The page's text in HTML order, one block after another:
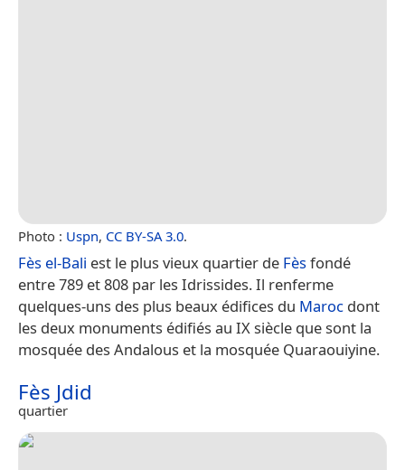
Photo : Uspn, CC BY-SA 3.0.
Fès el-Bali est le plus vieux quartier de Fèsfondé
entre 789 et 808 par les Idrissides. Il renferme
quelques-uns des plus beaux édifices du Maroc dont
les deux monuments édifiés au IX siècle que sont la
mosquée des Andalous et la mosquée Quaraouiyine.
Fès Jdid
quartier